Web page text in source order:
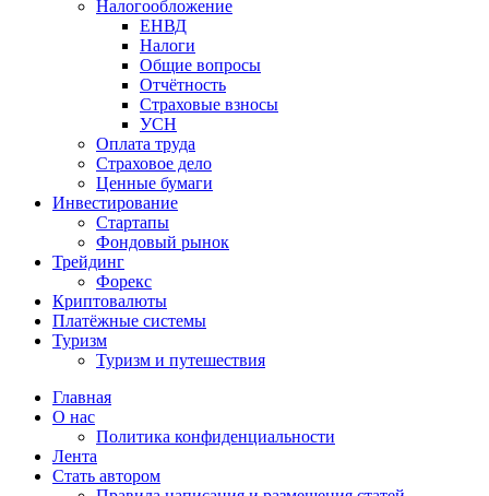
Налогообложение
ЕНВД
Налоги
Общие вопросы
Отчётность
Страховые взносы
УСН
Оплата труда
Страховое дело
Ценные бумаги
Инвестирование
Стартапы
Фондовый рынок
Трейдинг
Форекс
Криптовалюты
Платёжные системы
Туризм
Туризм и путешествия
Главная
О нас
Политика конфиденциальности
Лента
Стать автором